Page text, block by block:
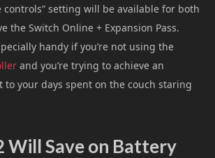
controls” setting will be available for both
the Switch Online + Expansion Pass.
handy if you’re not using the
and you’re trying to achieve an
to your days spent on the couch staring
Will Save on Battery